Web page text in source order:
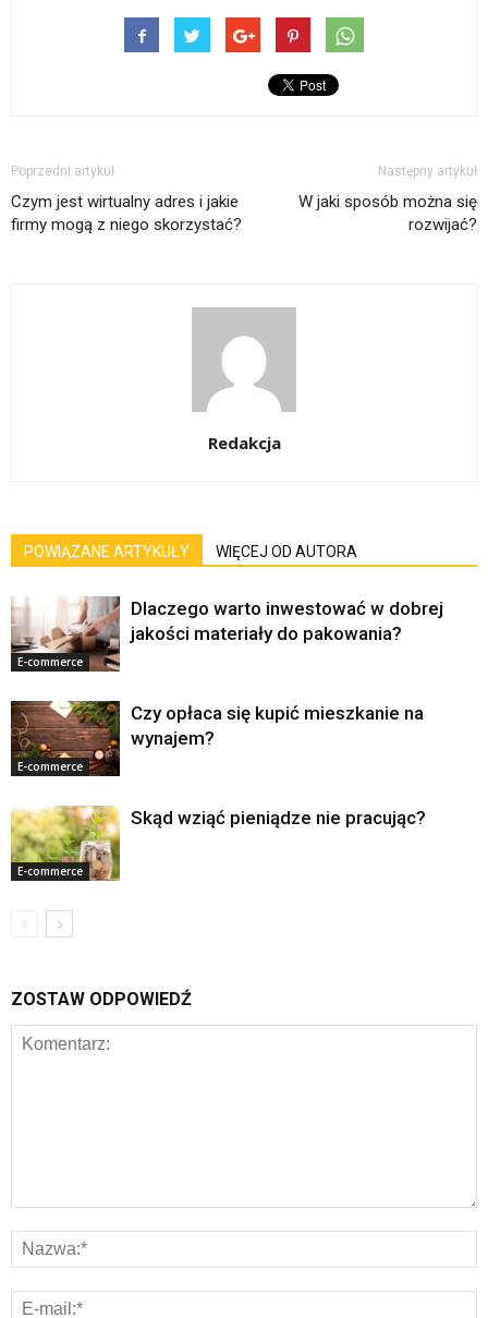
Poprzedni artykuł
Czym jest wirtualny adres i jakie
firmy mogą z niego skorzystać?
Następny artykuł
W jaki sposób można się
rozwijać?
Redakcja
POWIĄZANE ARTYKUŁY WIĘCEJ OD AUTORA
E-commerce
Dlaczego warto inwestować w dobrej
jakości materiały do pakowania?
E-commerce
Czy opłaca się kupić mieszkanie na
wynajem?
E-commerce
Skąd wziąć pieniądze nie pracując?
ZOSTAW ODPOWIEDŹ